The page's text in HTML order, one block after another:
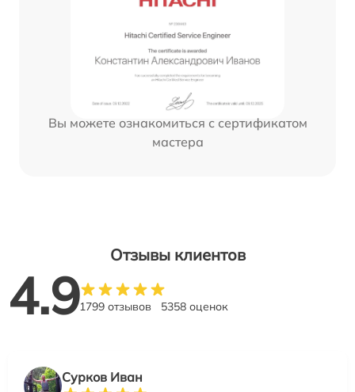
Вы можете ознакомиться с сертификатом
мастера
Отзывы клиентов
4.91799 отзывов 5358 оценок
Сурков Иван